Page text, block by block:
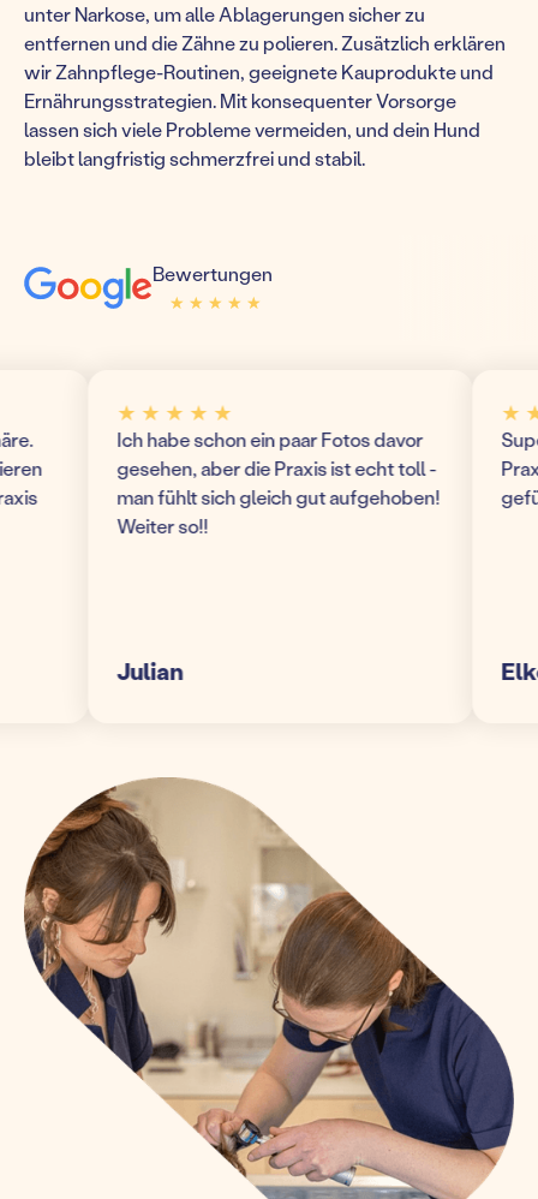
unter Narkose, um alle Ablagerungen sicher zu
entfernen und die Zähne zu polieren. Zusätzlich erklären
wir Zahnpflege-Routinen, geeignete Kauprodukte und
Ernährungsstrategien. Mit konsequenter Vorsorge
lassen sich viele Probleme vermeiden, und dein Hund
bleibt langfristig schmerzfrei und stabil.
Bewertungen
★ ★ ★ ★ ★
★ ★ ★ ★ ★
★ ★ ★ ★ ★
Ich habe schon ein paar Fotos davor
gesehen, aber die Praxis ist echt toll -
man fühlt sich gleich gut aufgehoben!
Weiter so!!
Julian
★ ★
Super
Elke